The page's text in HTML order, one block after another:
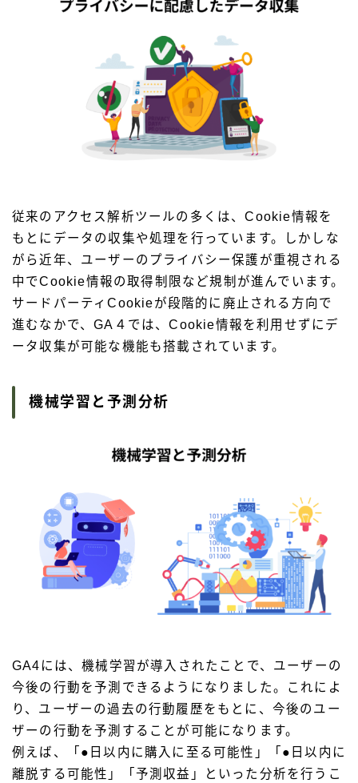
従来のアクセス解析ツールの多くは、Cookie情報を
もとにデータの収集や処理を行っています。しかしな
がら近年、ユーザーのプライバシー保護が重視される
中でCookie情報の取得制限など規制が進んでいます。
サードパーティCookieが段階的に廃止される方向で
進むなかで、GA４では、Cookie情報を利用せずにデ
ータ収集が可能な機能も搭載されています。
機械学習と予測分析
GA4には、機械学習が導入されたことで、ユーザーの
今後の行動を予測できるようになりました。これによ
り、ユーザーの過去の行動履歴をもとに、今後のユー
ザーの行動を予測することが可能になります。
例えば、「●日以内に購入に至る可能性」「●日以内に
離脱する可能性」「予測収益」といった分析を行うこ